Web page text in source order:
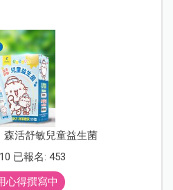
森活舒敏兒童益生菌
已報名: 453
心得撰寫中